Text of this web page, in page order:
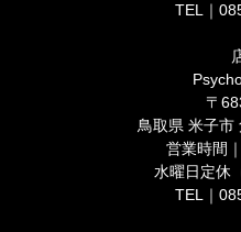
TEL｜
〒
鳥取県 米子市
営業時間
水曜日定休
TEL｜